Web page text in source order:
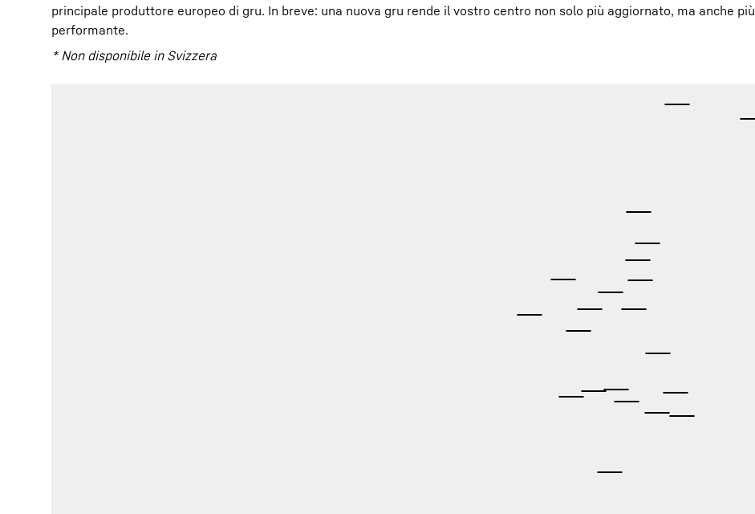
principale produttore europeo di gru. In breve: una nuova gru rende il vostro centro non solo più aggiornato, ma anche più
performante.
* Non disponibile in Svizzera